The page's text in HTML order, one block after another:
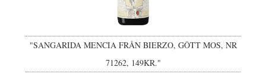
"SANGARIDA MENCIA FRÅN BIERZO, GÔTT MOS, NR
71262, 149KR."